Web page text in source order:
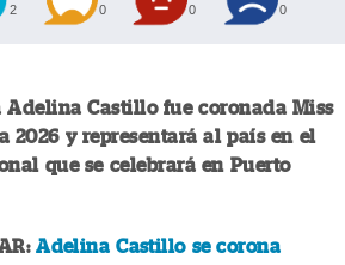
2 0 0 0
Adelina Castillo fue coronada Miss
2026 y representará al país en el
que se celebrará en Puerto
Adelina Castillo se corona